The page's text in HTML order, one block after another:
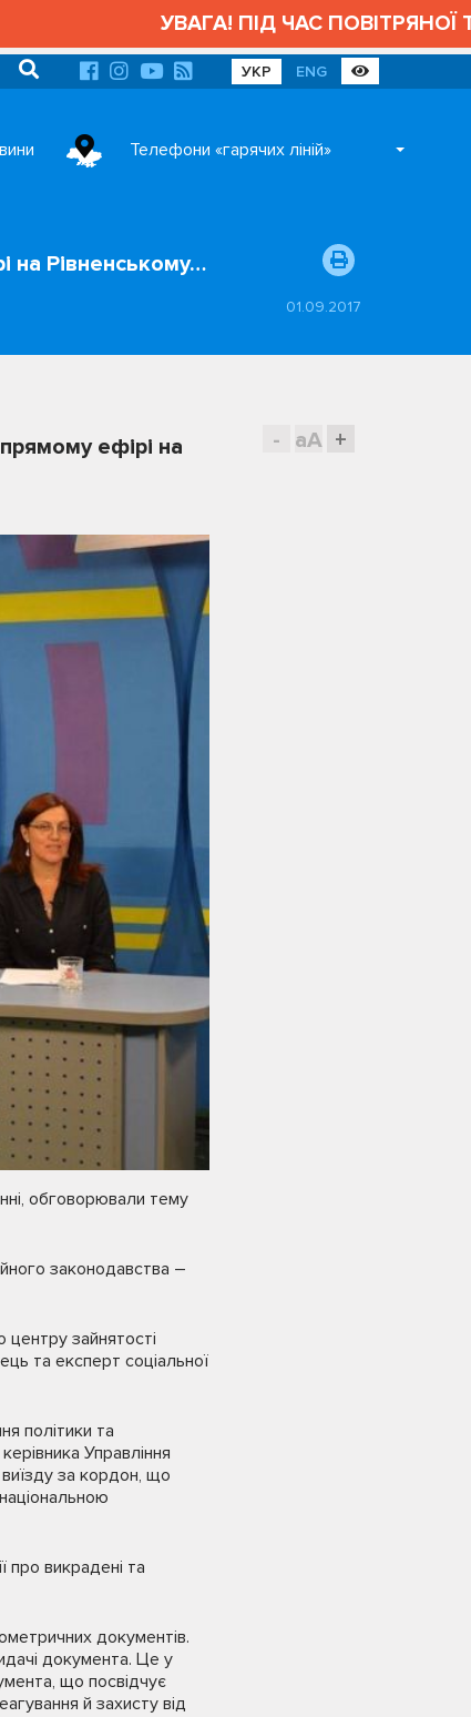
УВАГА! ПІД ЧАС ПОВІТРЯНОЇ
УКР ENG
Телефони «гарячих ліній»
на Рівненському…
01.09.2017
- aA +
ефірі на
обговорювали тему
законодавства –
центру зайнятості
та експерт соціальної
політики та
Управління
за кордон, що
про викрадені та
документів.
документа. Це у
що посвідчує
й захисту від